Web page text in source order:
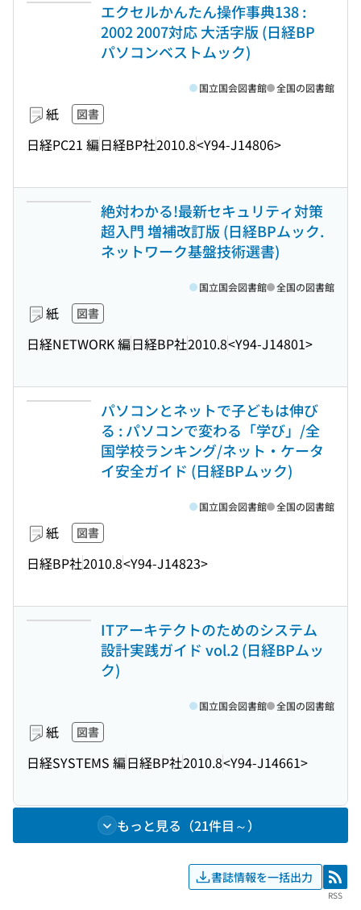
エクセルかんたん操作事典138 :
2002 2007対応 大活字版 (日経BP
パソコンベストムック)
紙 図書
日経PC21 編日経BP社2010.8<Y94-J14806>
国立国会図書館 全国の図書館
絶対わかる!最新セキュリティ対策
超入門 増補改訂版 (日経BPムック.
ネットワーク基盤技術選書)
紙 図書
日経NETWORK 編日経BP社2010.8<Y94-J14801>
国立国会図書館 全国の図書館
パソコンとネットで子どもは伸び
る : パソコンで変わる「学び」/全
国学校ランキング/ネット・ケータ
イ安全ガイド (日経BPムック)
紙 図書
日経BP社2010.8<Y94-J14823>
国立国会図書館 全国の図書館
ITアーキテクトのためのシステム
設計実践ガイド vol.2 (日経BPムッ
ク)
紙 図書
日経SYSTEMS 編日経BP社2010.8<Y94-J14661>
国立国会図書館 全国の図書館
もっと見る（21件目～）
書誌情報を一括出力 RSS
RSS